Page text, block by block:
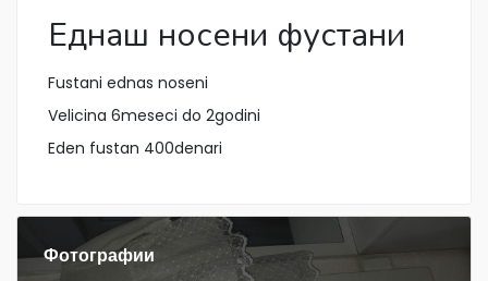
Еднаш носени фустани
Fustani ednas noseni
Velicina 6meseci do 2godini
Eden fustan 400denari
Фотографии